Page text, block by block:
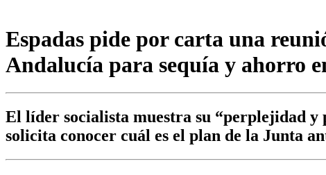
Espadas pide por carta una
Andalucía para sequía y ahorro
El líder socialista muestra su “perplejidad y
solicita conocer cuál es el plan de la Junta